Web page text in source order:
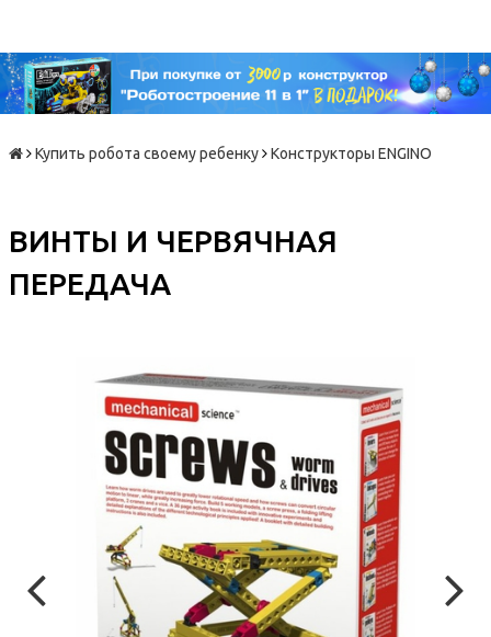
Купить робота своему ребенку Конструкторы ENGINO
ВИНТЫ И ЧЕРВЯЧНАЯ
ПЕРЕДАЧА